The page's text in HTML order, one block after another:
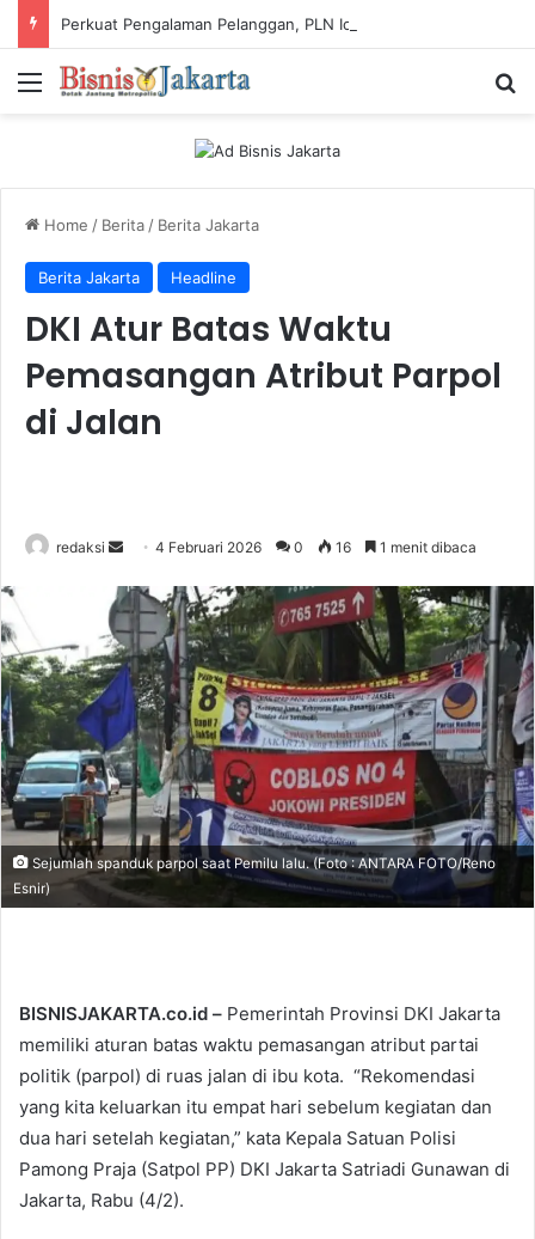
Menu
Home / Berita / Berita Jakarta
Berita Jakarta Headline
DKI Atur Batas Waktu
Pemasangan Atribut Parpol
di Jalan
redaksi
n
d
a
n
e
m
a
i
l
4 Februari 2026 0 16 1 menit dibaca
Sejumlah spanduk parpol saat Pemilu lalu. (Foto : ANTARA FOTO/Reno
Esnir)
BISNISJAKARTA.co.id – Pemerintah Provinsi DKI Jakarta
memiliki aturan batas waktu pemasangan atribut partai
politik (parpol) di ruas jalan di ibu kota. “Rekomendasi
yang kita keluarkan itu empat hari sebelum kegiatan dan
dua hari setelah kegiatan,” kata Kepala Satuan Polisi
Pamong Praja (Satpol PP) DKI Jakarta Satriadi Gunawan di
Jakarta, Rabu (4/2).